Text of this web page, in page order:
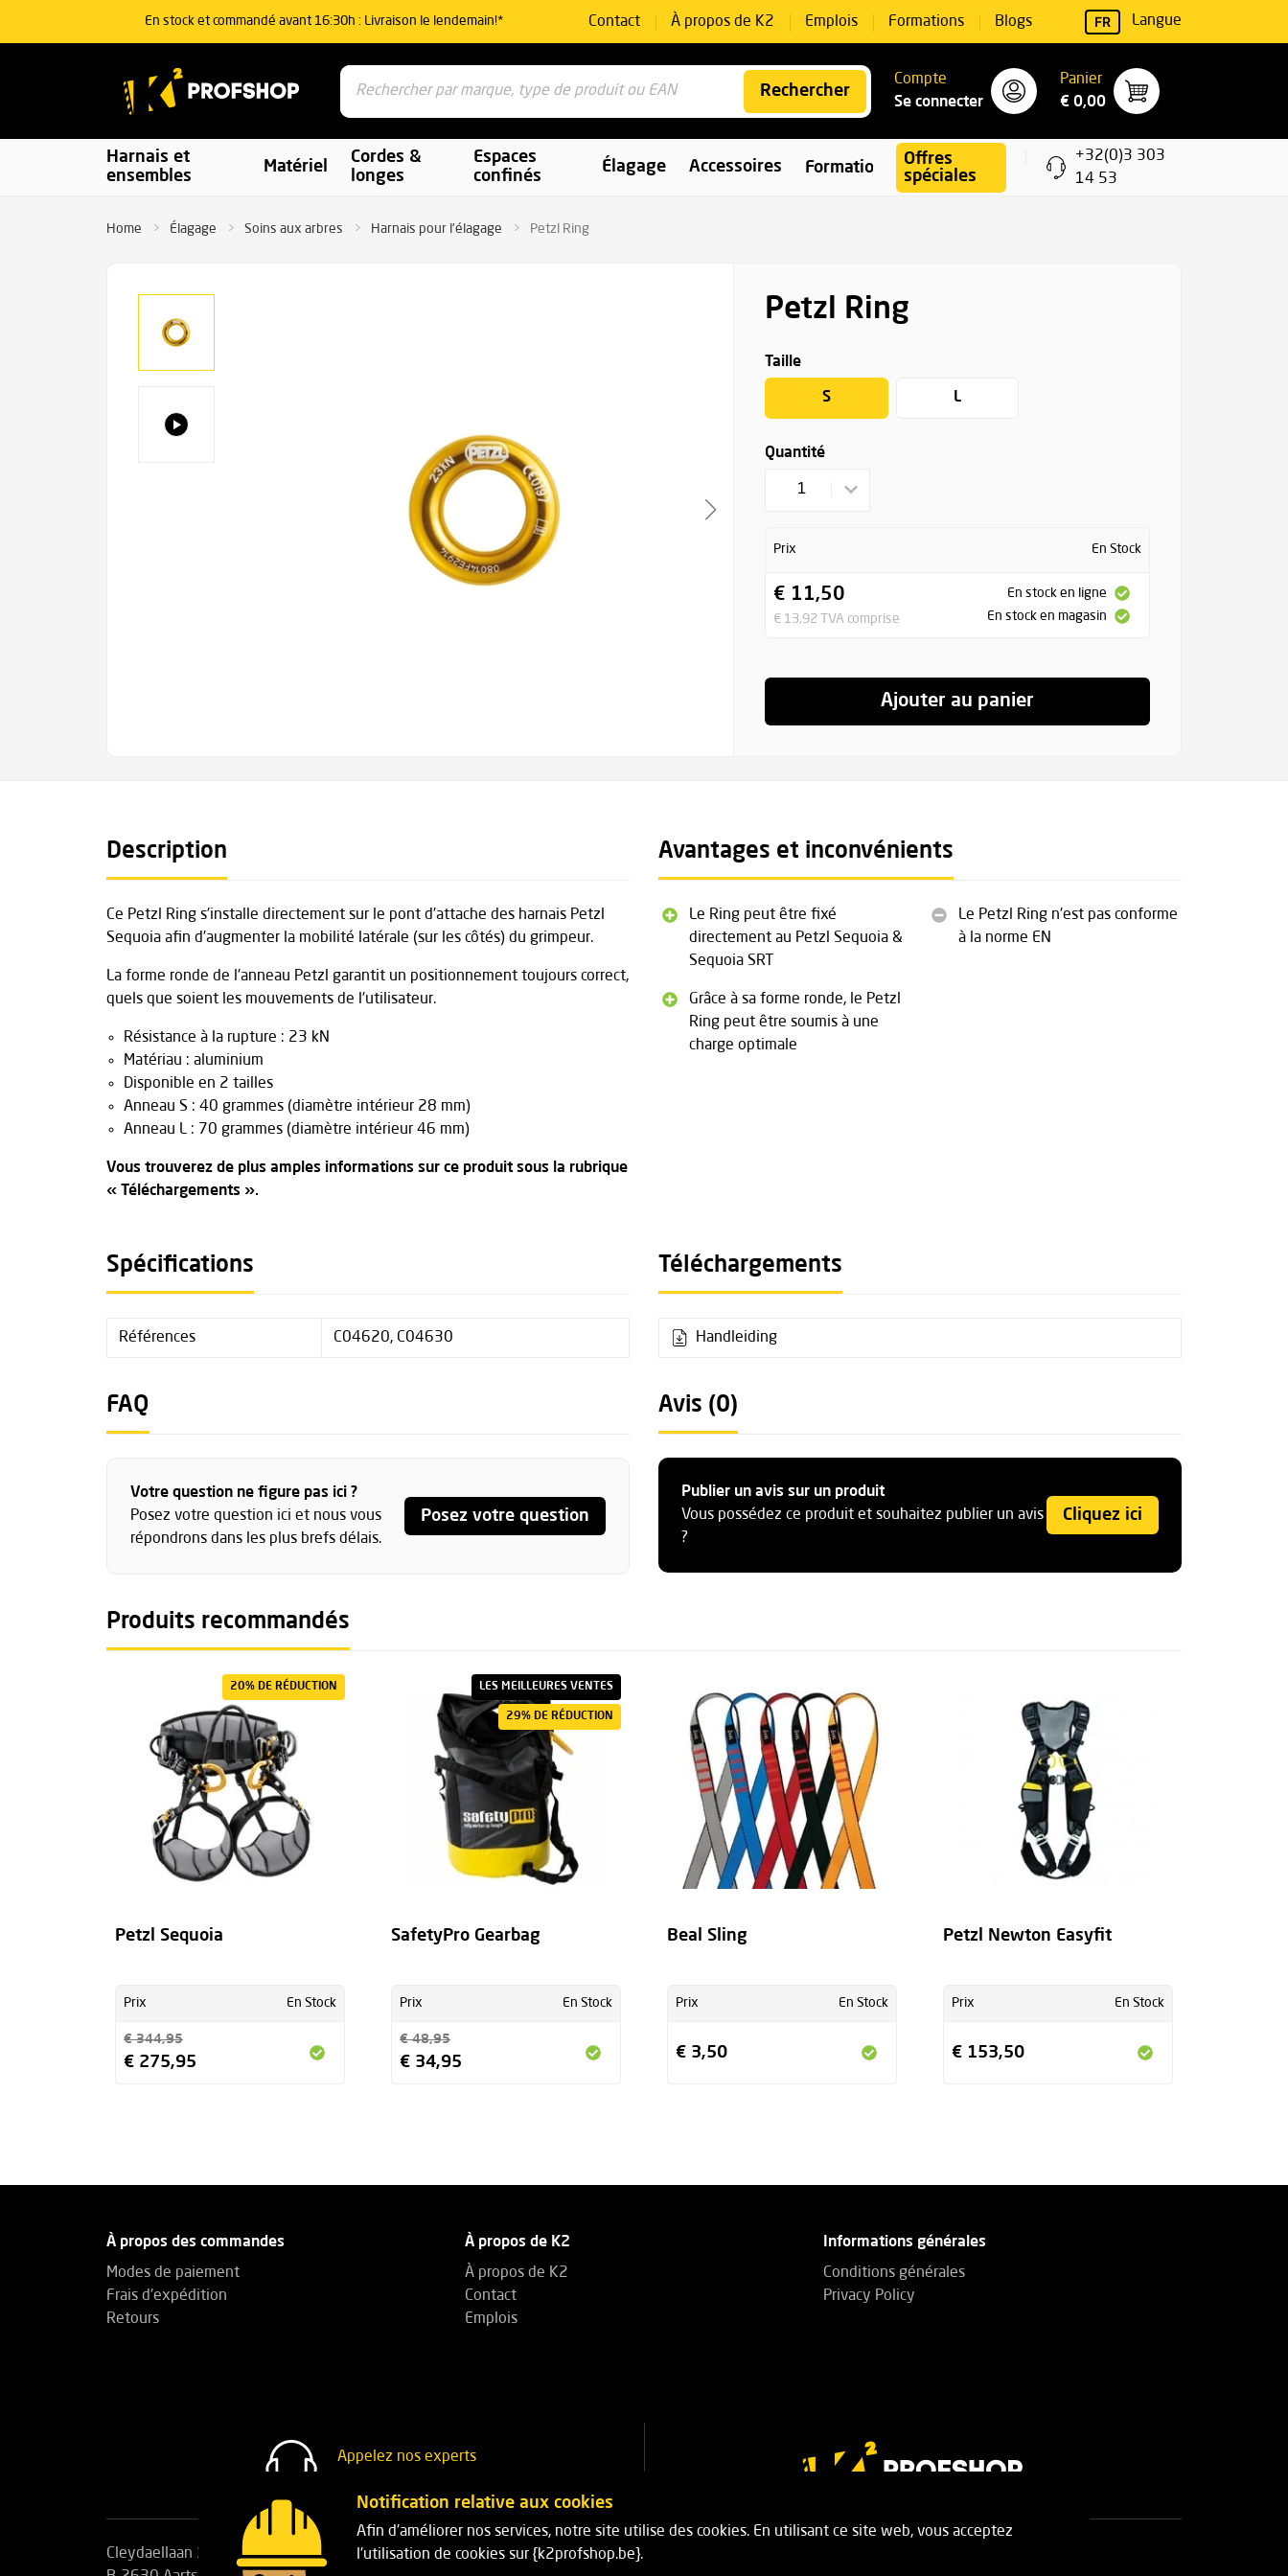
En stock et commandé avant 16:30h : Livraison le lendemain!* Contact À propos de K2 Emplois Formations Blogs FR Langue
Rechercher
Compte
Se connecter
Panier
€ 0,00
Harnais et
ensembles
Matériel
Cordes &
longes
Espaces
confinés
Élagage Accessoires Formations
Offres
spéciales
+32(0)3 303
14 53
Home Élagage Soins aux arbres Harnais pour l’élagage Petzl Ring
Petzl Ring
Taille
S L
Quantité
1
Prix En Stock
€ 11,50
€ 13,92 TVA comprise
En stock en ligne
En stock en magasin
Ajouter au panier
Description
Ce Petzl Ring s'installe directement sur le pont d'attache des harnais Petzl
Sequoia afin d'augmenter la mobilité latérale (sur les côtés) du grimpeur.
La forme ronde de l'anneau Petzl garantit un positionnement toujours correct,
quels que soient les mouvements de l'utilisateur.
Résistance à la rupture : 23 kN
Matériau : aluminium
Disponible en 2 tailles
Anneau S : 40 grammes (diamètre intérieur 28 mm)
Anneau L : 70 grammes (diamètre intérieur 46 mm)
Vous trouverez de plus amples informations sur ce produit sous la rubrique
« Téléchargements ».
Avantages et inconvénients
Le Ring peut être fixé
directement au Petzl Sequoia &
Sequoia SRT
Grâce à sa forme ronde, le Petzl
Ring peut être soumis à une
charge optimale
Le Petzl Ring n'est pas conforme
à la norme EN
Spécifications
Références C04620, C04630
Téléchargements
Handleiding
FAQ
Votre question ne figure pas ici ?
Posez votre question ici et nous vous
répondrons dans les plus brefs délais.
Posez votre question
Avis (0)
Publier un avis sur un produit
Vous possédez ce produit et souhaitez publier un avis
?
Cliquez ici
Produits recommandés
20% DE RÉDUCTION
Petzl Sequoia
Prix En Stock
€ 344,95
€ 275,95
LES MEILLEURES VENTES
29% DE RÉDUCTION
SafetyPro Gearbag
Prix En Stock
€ 48,95
€ 34,95
Beal Sling
Prix En Stock
€ 3,50
Petzl Newton Easyfit
Prix En Stock
€ 153,50
À propos des commandes
Modes de paiement
Frais d'expédition
Retours
À propos de K2
À propos de K2
Contact
Emplois
Informations générales
Conditions générales
Privacy Policy
Appelez nos experts
Cleydaellaan 10 Unit 8
Téléphone:
+32(0)3 303 14 53
Notification relative aux cookies
Afin d'améliorer nos services, notre site utilise des cookies. En utilisant ce site web, vous acceptez
l'utilisation de cookies sur {k2profshop.be}.